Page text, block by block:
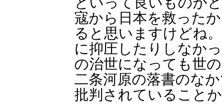
寇から日本を救った
ると思いますけどね
に抑圧したりしなか
の治世になっても世
二条河原の落書のな
批判されていること